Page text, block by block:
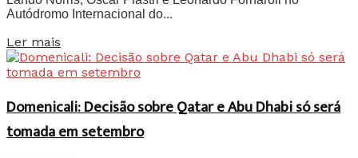
Autódromo Internacional do...
Ler mais
Domenicali: Decisão sobre Qatar e Abu Dhabi só será
tomada em setembro